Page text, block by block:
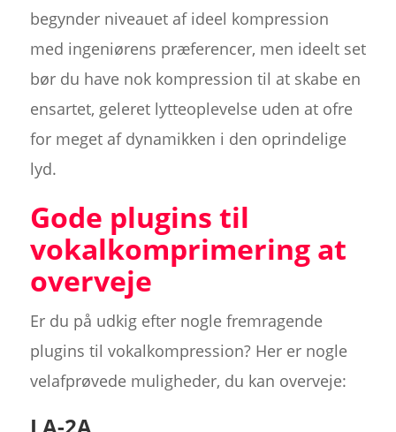
begynder niveauet af ideel kompression
med ingeniørens præferencer, men ideelt set
bør du have nok kompression til at skabe en
ensartet, geleret lytteoplevelse uden at ofre
for meget af dynamikken i den oprindelige
lyd.
Gode plugins til
vokalkomprimering at
overveje
Er du på udkig efter nogle fremragende
plugins til vokalkompression? Her er nogle
velafprøvede muligheder, du kan overveje:
LA-2A